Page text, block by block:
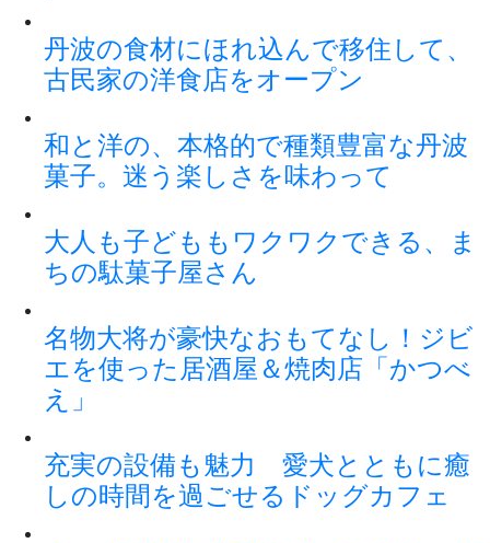
丹波の食材にほれ込んで移住して、
古民家の洋食店をオープン
和と洋の、本格的で種類豊富な丹波
菓子。迷う楽しさを味わって
大人も子どももワクワクできる、ま
ちの駄菓子屋さん
名物大将が豪快なおもてなし！ジビ
エを使った居酒屋＆焼肉店「かつべ
え」
充実の設備も魅力 愛犬とともに癒
しの時間を過ごせるドッグカフェ